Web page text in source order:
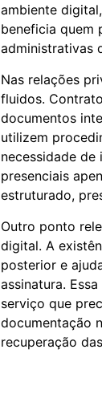
ambiente
beneficia quem
administrativas
Nas relações
fluidos.
documentos
utilizem
necessidade
presenciais
estruturado,
Outro ponto
digital. A
posterior e
assinatura.
serviço que
documentação
recuperação